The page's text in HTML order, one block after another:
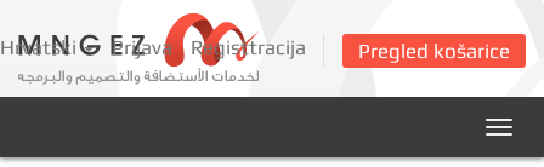
Hrvatski Prijava Registtracija Pregled košarice